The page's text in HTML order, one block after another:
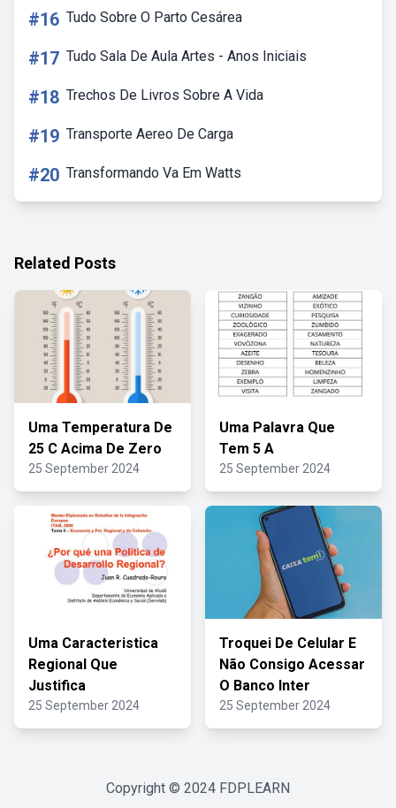
#16 Tudo Sobre O Parto Cesárea
#17 Tudo Sala De Aula Artes - Anos Iniciais
#18 Trechos De Livros Sobre A Vida
#19 Transporte Aereo De Carga
#20 Transformando Va Em Watts
Related Posts
Uma Temperatura De
25 C Acima De Zero
25 September 2024
Uma Palavra Que
Tem 5 A
25 September 2024
Uma Caracteristica
Regional Que
Justifica
25 September 2024
Troquei De Celular E
Não Consigo Acessar
O Banco Inter
25 September 2024
Copyright © 2024 FDPLEARN